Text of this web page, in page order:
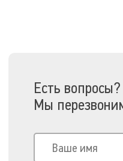
Есть вопросы?
Мы